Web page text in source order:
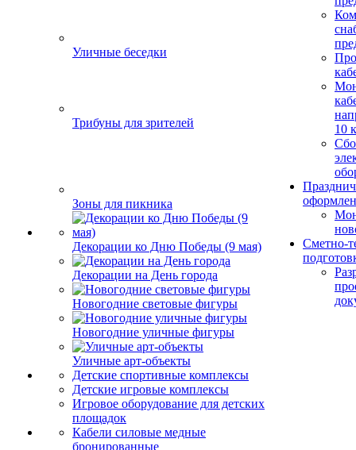
Уличные беседки
Трибуны для зрителей
Зоны для пикника
Декорации ко Дню Победы (9 мая)
Декорации на День города
Новогодние световые фигуры
Новогодние уличные фигуры
Уличные арт-объекты
Детские спортивные комплексы
Детские игровые комплексы
Игровое оборудование для детских
площадок
Кабели силовые медные
бронированные
10
Сметно-